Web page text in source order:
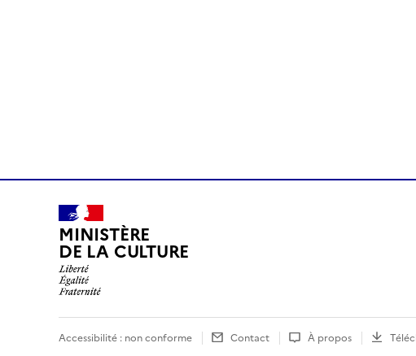
MINISTÈRE
DE LA CULTURE
Accessibilité : non conforme Contact À propos